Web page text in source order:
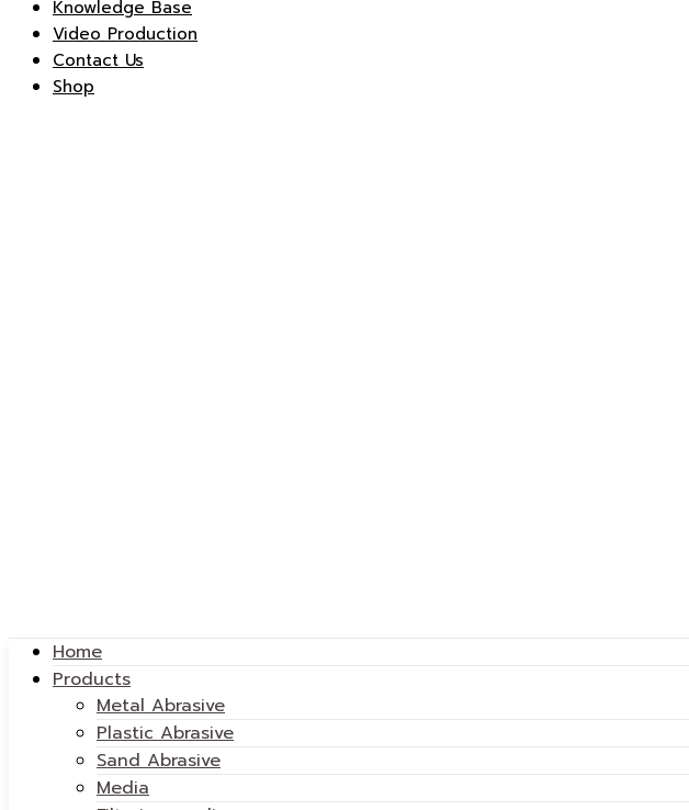
Knowledge Base
Video Production
Contact Us
Shop
Home
Products
Metal Abrasive
Plastic Abrasive
Sand Abrasive
Media